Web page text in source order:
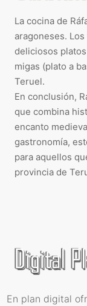
La cocina de
aragoneses.
deliciosos
migas (plato a
Teruel.
En conclusión,
que combina
encanto
gastronomía,
para aquellos
provincia de
En plan digital